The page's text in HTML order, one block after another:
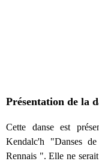
Présentation de la
Cette danse est
Kendalc'h "Danses
Rennais ". Elle ne